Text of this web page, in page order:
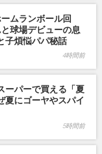
ムランボール回
球場デビューの息
子煩悩パパ秘話
4時間前
ーパーで買える「夏
にゴーヤやスパイ
5時間前